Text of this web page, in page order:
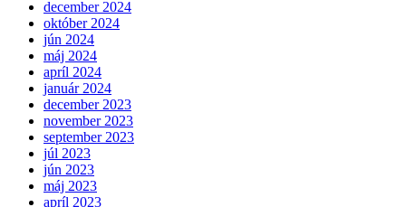
december 2024
október 2024
jún 2024
máj 2024
apríl 2024
január 2024
december 2023
november 2023
september 2023
júl 2023
jún 2023
máj 2023
apríl 2023